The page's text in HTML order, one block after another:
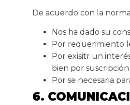
De acuerdo con la
Nos ha dado su
Por requerimiento
Por exisitr un
bien por
Por se necesaria
6.